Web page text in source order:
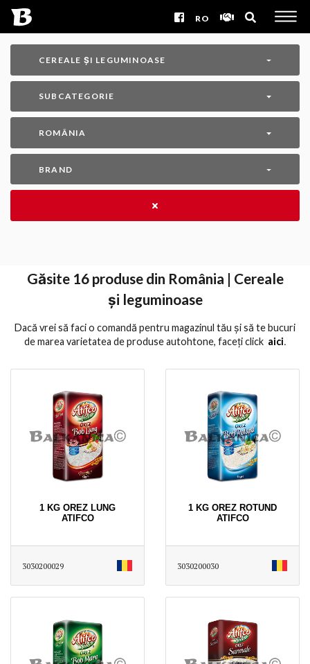
RO
CEREALE ȘI LEGUMINOASE
SUBCATEGORIE
ROMÂNIA
BRAND
Găsite 16produse din România | Cereale
și leguminoase
Dacă vrei să faci o comandă pentru magazinul tău și să te bucuri
de marea varietatea de produse autohtone, faceți click aici․
1 KG OREZ LUNG
ATIFCO
3030200029
1 KG OREZ ROTUND
ATIFCO
3030200030